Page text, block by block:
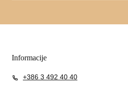
Informacije
+386 3 492 40 40